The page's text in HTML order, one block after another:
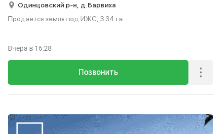
Одинцовский р-н, д. Барвиха
Продается земля под ИЖС, 3.34 га.
Позвонить
Вчера в 16:28